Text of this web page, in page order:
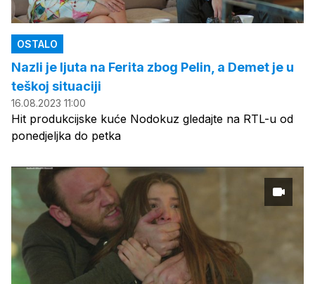
OSTALO
Nazli je ljuta na Ferita zbog Pelin, a Demet je u
teškoj situaciji
16.08.2023 11:00
Hit produkcijske kuće Nodokuz gledajte na RTL-u od
ponedjeljka do petka